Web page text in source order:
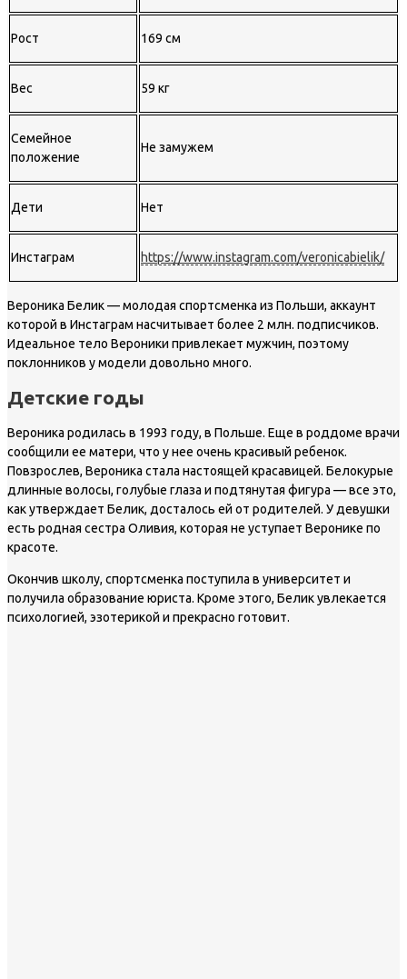
Рост 169 см
Вес 59 кг
Семейное
положение
Не замужем
Дети Нет
Инстаграм https://www.instagram.com/veronicabielik/
Вероника Белик — молодая спортсменка из Польши, аккаунт
которой в Инстаграм насчитывает более 2 млн. подписчиков.
Идеальное тело Вероники привлекает мужчин, поэтому
поклонников у модели довольно много.
Детские годы
Вероника родилась в 1993 году, в Польше. Еще в роддоме врачи
сообщили ее матери, что у нее очень красивый ребенок.
Повзрослев, Вероника стала настоящей красавицей. Белокурые
длинные волосы, голубые глаза и подтянутая фигура — все это,
как утверждает Белик, досталось ей от родителей. У девушки
есть родная сестра Оливия, которая не уступает Веронике по
красоте.
Окончив школу, спортсменка поступила в университет и
получила образование юриста. Кроме этого, Белик увлекается
психологией, эзотерикой и прекрасно готовит.